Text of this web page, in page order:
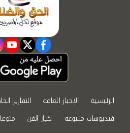
facebook
twitter
الرئيسية الاخبار العامة التقارير
فيديوهات متنوعة
اخبار الفن